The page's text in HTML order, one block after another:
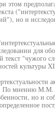
этом
но и
для
текст "чужого
культуры
По мнению М.М.
но и